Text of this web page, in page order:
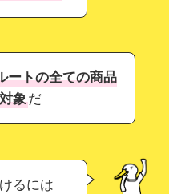
ートの全ての商品
象だ
るには